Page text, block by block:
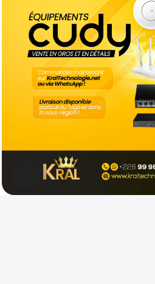
Mikrotik hap ax2
Routeurs
800CFA